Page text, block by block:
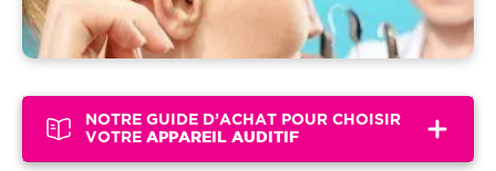
NOTRE GUIDE D’ACHAT POUR CHOISIR
VOTREAPPAREIL AUDITIF